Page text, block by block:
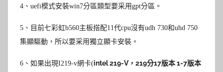
4 、 uefi模式安裝win7分區類型要采用gpt分區。
5 、目前七彩虹b560主板搭配11代cpu沒有udh 730和uhd 750
集顯驅動，所以要采用獨立顯卡安裝。
6 、 如果出現I219-v網卡(intel 219-V，219分17版本 1-7版本